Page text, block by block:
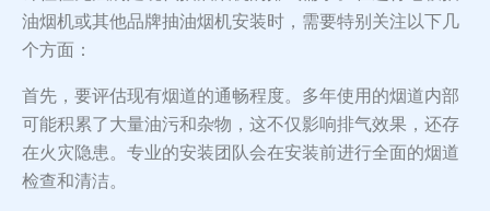
油烟机或其他品牌抽油烟机安装时，需要特别关注以下几
个方面：
首先，要评估现有烟道的通畅程度。多年使用的烟道内部
可能积累了大量油污和杂物，这不仅影响排气效果，还存
在火灾隐患。专业的安装团队会在安装前进行全面的烟道
检查和清洁。